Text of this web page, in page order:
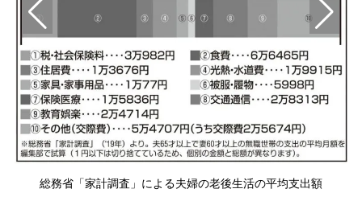
総務省「家計調査」による夫婦の老後生活の平均支出額